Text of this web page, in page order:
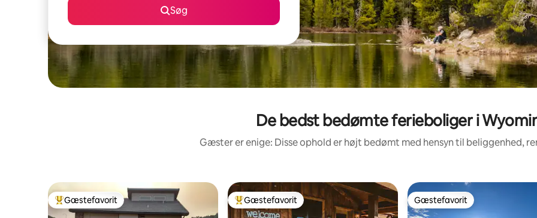
Søg
De bedst bedømte ferieboliger i
Gæster er enige: Disse ophold er højt bedømt med hensyn til beliggenhed,
Bedste gæstefavorit
Gæstefavorit Bedste gæstefavorit
Gæstefavorit Gæstefavorit
Gæstefavorit